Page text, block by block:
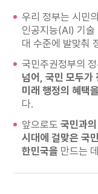
우리 정부는 시민
인공지능(AI) 기술
대 수준에 발맞춰
국민주권정부의
넘어, 국민 모두가
미래 행정의 혜택
다.
앞으로도 국민과
시대에 걸맞은 국
한민국을 만드는